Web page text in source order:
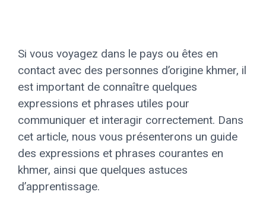
Si vous voyagez dans le pays ou êtes en
contact avec des personnes d’origine khmer, il
est important de connaître quelques
expressions et phrases utiles pour
communiquer et interagir correctement. Dans
cet article, nous vous présenterons un guide
des expressions et phrases courantes en
khmer, ainsi que quelques astuces
d’apprentissage.